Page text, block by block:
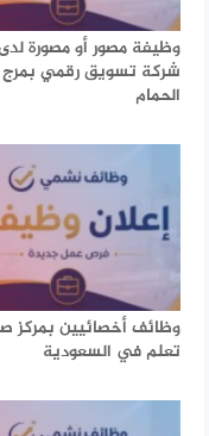
وظيفة مصور أو مصورة
شركة تسويق رقمي بمرج
الحمام
وظائف أخصائيين بمركز
تعلم في السعودية